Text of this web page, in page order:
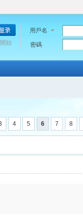
用戶名
密碼
始
4 5 6 7 8